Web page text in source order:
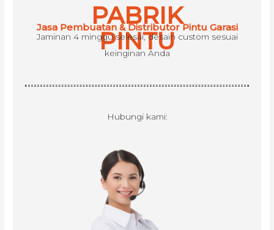
PABRIK
PINTU
Jasa Pembuatan & Distributor Pintu Garasi
Jaminan 4 minggu selesai, desain custom sesuai
keinginan Anda
Hubungi kami: